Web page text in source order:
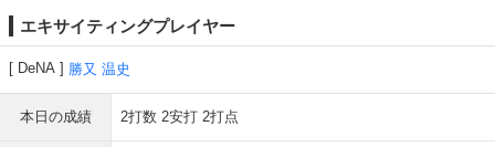
エキサイティングプレイヤー
DeNA 勝又 温史
本日の成績 2打数 2安打 2打点